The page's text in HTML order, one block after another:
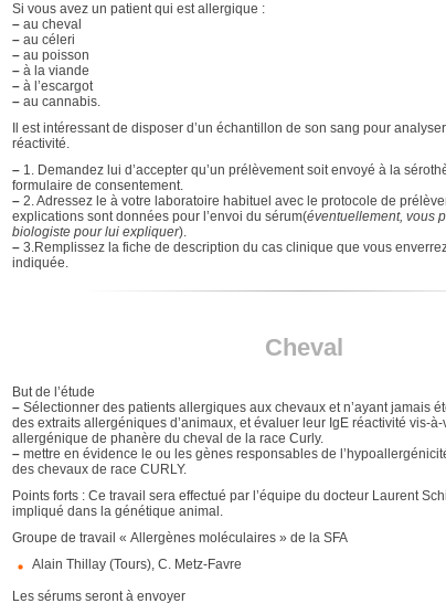
Si vous avez un patient qui est allergique :
–au cheval
–au céleri
–au poisson
–à la viande
–à l’escargot
–au cannabis.
Il est intéressant de disposer d’un échantillon de son sang pour
réactivité.
–1. Demandez lui d’accepter qu’un prélèvement soit envoyé à la
formulaire de consentement.
–2. Adressez le à votre laboratoire habituel avec le protocole de
explications sont données pour l’envoi du sérum(éventuellement, vous
biologiste pour lui expliquer).
–3.Remplissez la fiche de description du cas clinique que vous
indiquée.
Cheval
But de l’étude
–Sélectionner des patients allergiques aux chevaux et n’ayant jamais
des extraits allergéniques d’animaux, et évaluer leur IgE réactivité vis-à-
allergénique de phanère du cheval de la race Curly.
–mettre en évidence le ou les gènes responsables de
des chevaux de race CURLY.
Points forts : Ce travail sera effectué par l’équipe du docteur Laurent
impliqué dans la génétique animal.
Groupe de travail « Allergènes moléculaires » de la SFA
Alain Thillay (Tours), C. Metz-Favre
Les sérums seront à envoyer